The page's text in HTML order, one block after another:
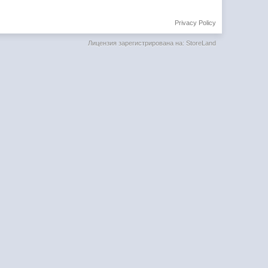
Privacy Policy
Лицензия зарегистрирована на: StoreLand